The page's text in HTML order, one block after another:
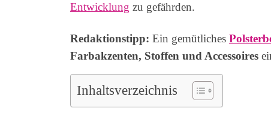
Entwicklung zu gefährden.
Redaktionstipp: Ein gemütliches
Farbakzenten, Stoffen und Accessoires
Inhaltsverzeichnis